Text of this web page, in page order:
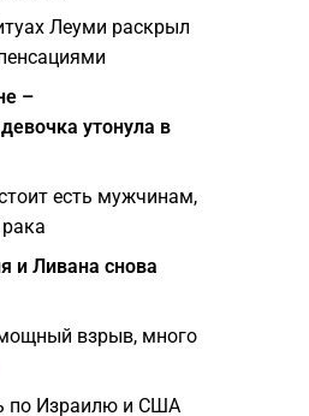
Леуми раскрыл
–
утонула в
есть мужчинам,
и Ливана снова
взрыв, много
по Израилю и США